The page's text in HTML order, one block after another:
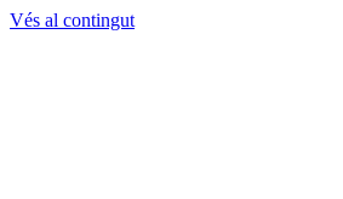
Vés al contingut